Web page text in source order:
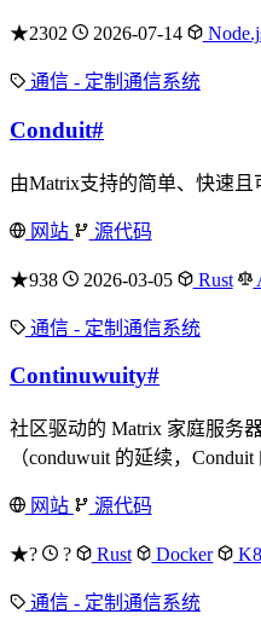
★2302 2026-07-14
通信 - 定制通信系统
Conduit#
由Matrix支持的简单、快速且
网站 源代码
★938 2026-03-05 Rust
通信 - 定制通信系统
Continuwuity#
社区驱动的 Matrix 家庭服务
（conduwuit 的延续，Conduit
网站 源代码
★? ? Rust Docker
通信 - 定制通信系统